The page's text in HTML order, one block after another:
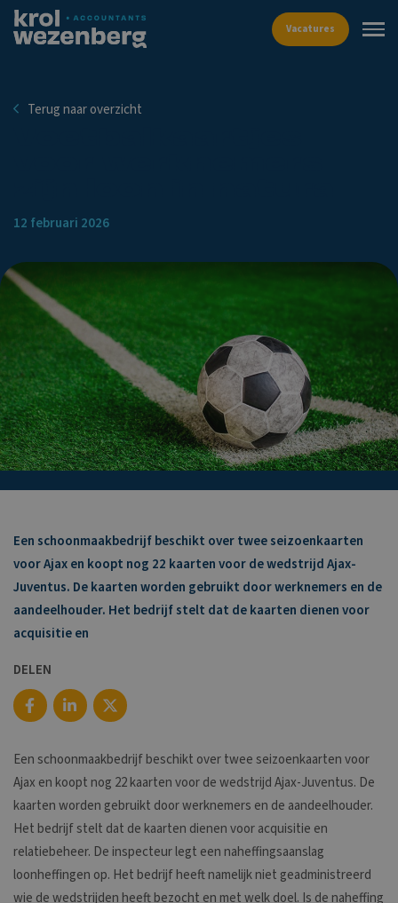
Terug naar overzicht
12 februari 2026
Een schoonmaakbedrijf beschikt over twee seizoenkaarten
voor Ajax en koopt nog 22 kaarten voor de wedstrijd Ajax-
Juventus. De kaarten worden gebruikt door werknemers en de
aandeelhouder. Het bedrijf stelt dat de kaarten dienen voor
acquisitie en
DELEN
Een schoonmaakbedrijf beschikt over twee seizoenkaarten voor
Ajax en koopt nog 22 kaarten voor de wedstrijd Ajax-Juventus. De
kaarten worden gebruikt door werknemers en de aandeelhouder.
Het bedrijf stelt dat de kaarten dienen voor acquisitie en
relatiebeheer. De inspecteur legt een naheffingsaanslag
loonheffingen op. Het bedrijf heeft namelijk niet geadministreerd
wie de wedstrijden heeft bezocht en met welk doel. Is de naheffing